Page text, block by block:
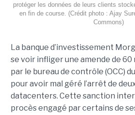
protéger les données de leurs clients
en fin de course. (Crédit photo : Ajay
Commons)
La banque d’investissement
se voir infliger une amende de 60
par le bureau de contrôle (OCC)
pour avoir mal géré l’arrêt de
datacenters. Cette sanction
procès engagé par certains de